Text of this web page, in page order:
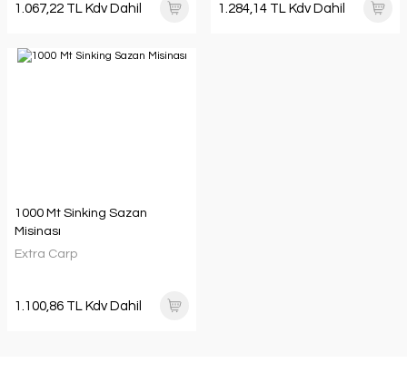
1.067,22 TL Kdv Dahil 1.284,14 TL Kdv Dahil
1000 Mt Sinking Sazan
Misinası
Extra Carp
1.100,86 TL Kdv Dahil